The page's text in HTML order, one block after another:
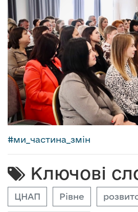
#ми_частина_змін
Ключові
ЦНАП Рівне